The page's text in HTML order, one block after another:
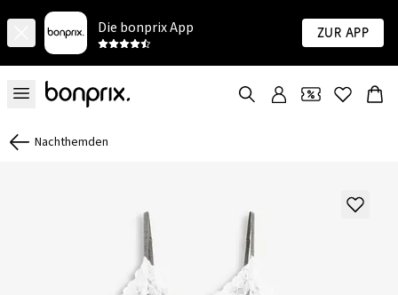
Die bonprix App Zur App
Nachthemden